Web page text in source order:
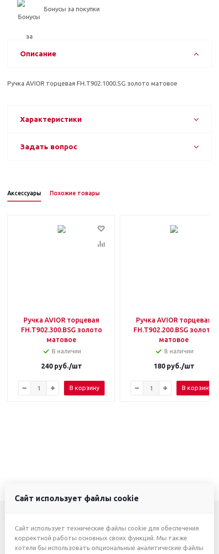
Бонусы за покупки
Описание
Ручка AVIOR торцевая FH.Т902.1000.SG золото матовое
Характеристики
Задать вопрос
Аксессуары Похожие товары
Ручка AVIOR торцевая
FH.Т902.300.BSG золото
матовое
В наличии
240руб./шт
В корзину
Ручка AVIOR торцевая
FH.Т902.200.BSG золото
матовое
В наличии
180руб./шт
В корзину
+7 (3412) 46-7777
Сайт использует файлы cookie
Сайт использует технические файлы cookie для обеспечения
корректной работы основных своих функций. Мы также
хотели бы использовать опциональные аналитические файлы